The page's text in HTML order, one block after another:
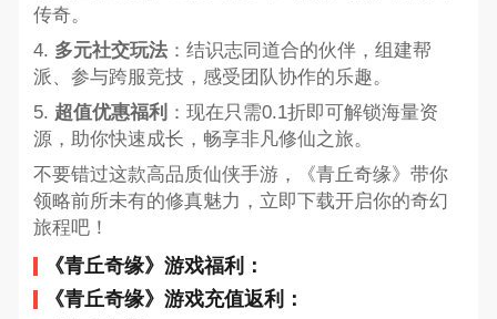
传奇。
4. 多元社交玩法：结识志同道合的伙伴，组建帮
派、参与跨服竞技，感受团队协作的乐趣。
5. 超值优惠福利 ：现在只需0.1折即可解锁海量资
源，助你快速成长，畅享非凡修仙之旅。
不要错过这款高品质仙侠手游，《青丘奇缘》带你
领略前所未有的修真魅力，立即下载开启你的奇幻
旅程吧！
《青丘奇缘》游戏福利：
《青丘奇缘》游戏充值返利：